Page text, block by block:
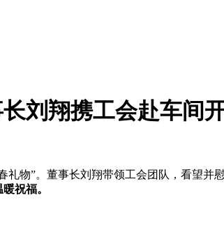
刘翔携工会赴车间
物”。董事长刘翔带领工会团队，看望并
祝福。